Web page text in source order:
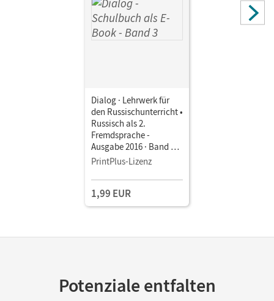
Dialog · Lehrwerk für
den Russischunterricht •
Russisch als 2.
Fremdsprache -
Ausgabe 2016 · Band 3 •
Schulbuch als E-Book
PrintPlus-Lizenz
1,99 EUR
Potenziale entfalten